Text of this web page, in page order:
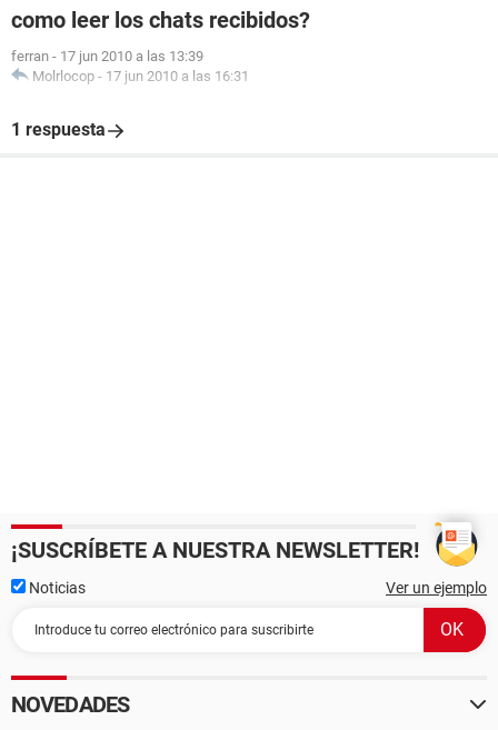
como leer los chats recibidos?
ferran - 17 jun 2010 a las 13:39
Molrlocop - 17 jun 2010 a las 16:31
1 respuesta
¡SUSCRÍBETE A NUESTRA NEWSLETTER!
Noticias Ver un ejemplo
NOVEDADES